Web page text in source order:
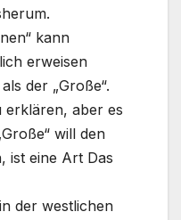
kann
erweisen
der „Große“.
erklären, aber es
will den
ist eine Art Das
der westlichen